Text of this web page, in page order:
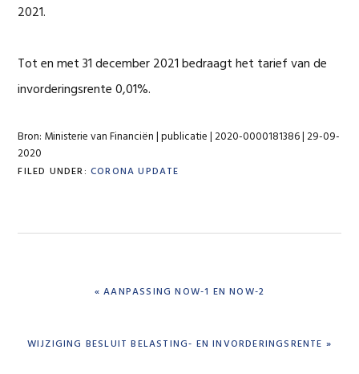
2021.
Tot en met 31 december 2021 bedraagt het tarief van de
invorderingsrente 0,01%.
Bron: Ministerie van Financiën | publicatie | 2020-0000181386 | 29-09-
2020
FILED UNDER: CORONA UPDATE
PREVIOUS
« AANPASSING NOW-1 EN NOW-2
NEXT
WIJZIGING BESLUIT BELASTING- EN INVORDERINGSRENTE »